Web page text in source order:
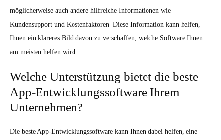
möglicherweise auch andere hilfreiche Informationen wie
Kundensupport und Kostenfaktoren. Diese Information kann helfen,
Ihnen ein klareres Bild davon zu verschaffen, welche Software Ihnen
am meisten helfen wird.
Welche Unterstützung bietet die beste
App-Entwicklungssoftware Ihrem
Unternehmen?
Die beste App-Entwicklungssoftware kann Ihnen dabei helfen, eine